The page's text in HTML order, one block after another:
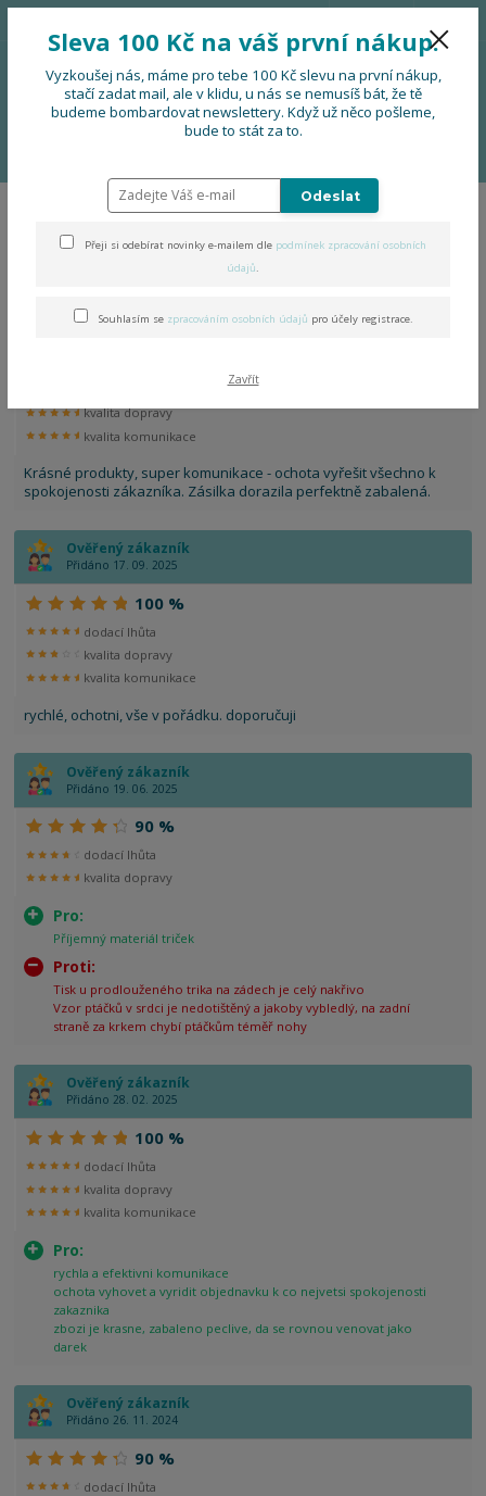
Menu
0 Kč
strana z 1
Ověřený zákazník
Přidáno 04. 05. 2026
Krásné produkty, super komunikace - ochota vyřešit všechno k
spokojenosti zákazníka. Zásilka dorazila perfektně zabalená.
kvalita dopravy
kvalita komunikace
Ověřený zákazník
Přidáno 17. 09. 2025
rychlé, ochotni, vše v pořádku. doporučuji
100 %
dodací lhůta
kvalita dopravy
kvalita komunikace
Ověřený zákazník
Přidáno 19. 06. 2025
Pro:
Příjemný materiál triček
Proti:
Tisk u prodlouženého trika na zádech je celý nakřivo
Vzor ptáčků v srdci je nedotištěný a jakoby vybledlý, na zadní
straně za krkem chybí ptáčkům téměř nohy
90 %
dodací lhůta
kvalita dopravy
Ověřený zákazník
Přidáno 28. 02. 2025
Pro:
rychla a efektivni komunikace
ochota vyhovet a vyridit objednavku k co nejvetsi spokojenosti
zakaznika
zbozi je krasne, zabaleno peclive, da se rovnou venovat jako
darek
100 %
dodací lhůta
kvalita dopravy
kvalita komunikace
Ověřený zákazník
Přidáno 26. 11. 2024
90 %
dodací lhůta
Sleva 100 Kč na váš první nákup.
Vyzkoušej nás, máme pro tebe 100 Kč slevu na první nákup,
stačí zadat mail, ale v klidu, u nás se nemusíš bát, že tě
budeme bombardovat newslettery. Když už něco pošleme,
bude to stát za to.
Odeslat
Přeji si odebírat novinky e-mailem dle podmínek zpracování osobních
údajů.
Souhlasím se zpracováním osobních údajů pro účely registrace.
Zavřít